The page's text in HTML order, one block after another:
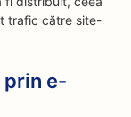
trafic către site-
e-